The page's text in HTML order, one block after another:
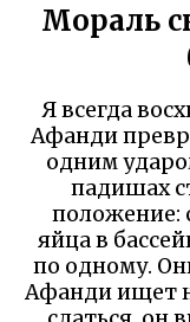
Мораль
Я всегда
Афанди
одним
падишах
положение:
яйца в
по одному.
Афанди ищет